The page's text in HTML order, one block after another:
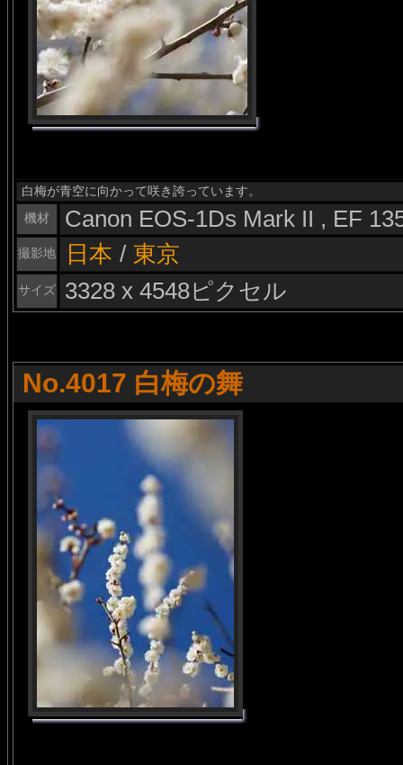
白梅が青空に向かって咲き誇っています。
機材
Canon EOS-1Ds Mark II , EF
撮影地 日本 / 東京
サイズ 3328 x 4548ピクセル
No.4017 白梅の舞